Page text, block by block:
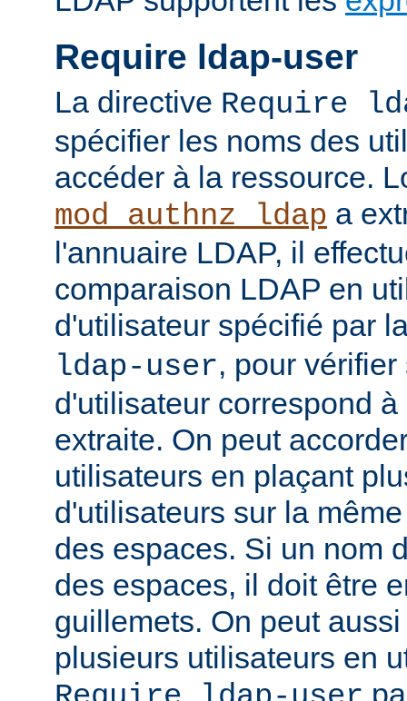
Require ldap-user
La directive Require
spécifier les noms des
accéder à la ressource.
mod_authnz_ldap a
l'annuaire LDAP, il
comparaison LDAP en
d'utilisateur spécifié par
ldap-user, pour
d'utilisateur correspond
extraite. On peut
utilisateurs en plaçant
d'utilisateurs sur la
des espaces. Si un nom
des espaces, il doit être
guillemets. On peut
plusieurs utilisateurs en